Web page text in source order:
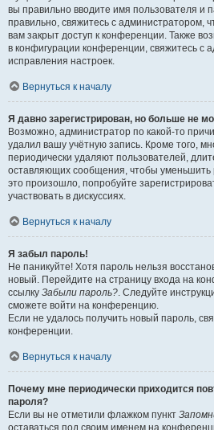
вы правильно вводите имя пользователя и
правильно, свяжитесь с администратором,
вам закрыт доступ к конференции. Также
в конфигурации конференции, свяжитесь с
исправления настроек.
Вернуться к началу
Я давно зарегистрирован, но больше не
Возможно, администратор по какой-то
удалил вашу учётную запись. Кроме того,
периодически удаляют пользователей,
оставляющих сообщения, чтобы
это произошло, попробуйте
участвовать в дискуссиях.
Вернуться к началу
Я забыл пароль!
Не паникуйте! Хотя пароль нельзя
новый. Перейдите на страницу входа на
ссылку Забыли пароль?. Следуйте
сможете войти на конференцию.
Если не удалось получить новый пароль,
конференции.
Вернуться к началу
Почему мне периодически приходится
пароля?
Если вы не отметили флажком пункт
оставаться под своим именем на